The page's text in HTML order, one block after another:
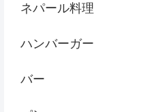
ネパール料理
ハンバーガー
バー